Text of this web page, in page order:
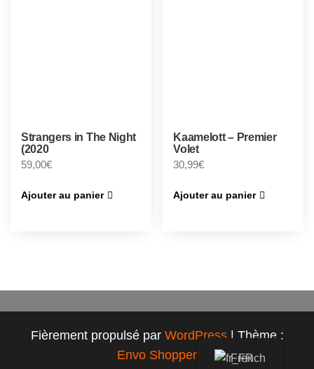
Strangers in The Night
(2020
59,00€
Ajouter au panier
Kaamelott – Premier
Volet
30,99€
Ajouter au panier
Fièrement propulsé par WordPress | Thème :
Envo Shopper
French